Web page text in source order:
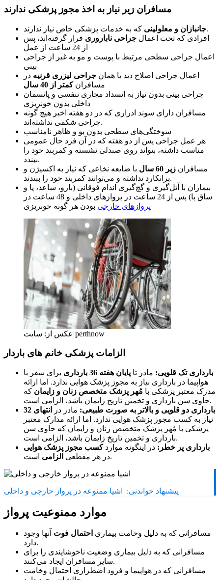
مسافران زیر نیاز به اخذ مجوز پزشکی ندارند
جانبازان و معلولینیکه به خدمات پزشکی خاص نیاز ندارند.
افرادی که تحت اعمال جراحی ناباروری قرار گرفته‌اند، پس
از 24 ساعت از عمل
اعمال جراحی سطحی مرتبط با پوست و مو به غیر از جراحی
بینی
اعمال جراحی اصلاح دید یا همان جراحی لیزری قرنیه در
مسافرانکمتر از 40 سال
جراحی بینی بدون نیاز به انسداد مجاری تنفسی و پانسمان
داخلی بدون خونریزی
مسافران دارای سوند ادراری که در دو هفته اخیر هیچ گونه
جراحی شکمی نداشته‌اند.
سوختگی‌های سطحی بدون بو و ظاهر نامناسب
هر عمل جراحی پس از دو هفته که در آن فرد حال عمومی
مناسب داشته، بتواند روی صندلی نشسته و کمربند خود را
ببندد.
مسافران زیر 60 سال
با ضایعه نخاعی که نیاز به اکسیژن و
برانکارد نداشته و می‌توانند کمربند خود را ببندند.
بیماران با آتل‌گیری و گچ‌گیری اندام فوقانی (بازو، ساعد، پا و
ساق پا) پس از 24 ساعت در پروازهای داخلی و 48 ساعت در
پروازهای خارجی بودن هر گونه خونریزی
عکس از: سایت perthnow
الزامات پزشکی خانم های باردار
بارداری تک قلویی: مادر تا پایان هفته 36 بارداری
برای سفر با
هواپیما در بارداری نیاز به مجوز پزشک هوایی ندارد. اما ارائه
مدرک معتبر پزشکی با مُهر پزشک متخصص زنان و زایمان که
حاوی سن بارداری و تخمین تاریخ زایمان باشد، الزامی است.
بارداری دو قلویی و بالاتر به صورت طبیعی: مادر در
انتهای 32
نیاز به کسب مجوز پزشک هوایی ندارد. اما ارائه مدارک معتبر
پزشکی با مُهر پزشک متخصص زنان و زایمان که حاوی سن
بارداری و تخمین تاریخ زایمان باشد، الزامی است.
بارداری پر خطر: در اینگونه موارد کسب مجوز پزشک هوایی
در هر مقطعی الزامی است.
پیشنهاد خواندنی: اشیا ممنوعه در پرواز خارجی و داخلی
موارد ممنوعیت پرواز
مسافرانی که به دلیل وخامت بیماری احتمال فوت آنها وجود
دارد.
مسافرانی که به دلیل بیماری وضعیت ناخوشایندی را برای
سایر مسافران ایجاد می‌کنند.
مسافرانی که در هواپیما و فرود اضطراری احتمال وخامت